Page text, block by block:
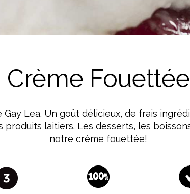
Crème Fouettée
Lea. Un goût délicieux, de frais
laitiers. Les desserts, les
notre crème fouettée!